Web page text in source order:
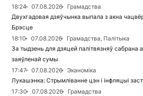
18:24
07.08.2026
Грамадства
Двухгадовая дзяўчынка выпала з акна
Брэсце
18:10
07.08.2026
Грамадства, Палітыка
За тыдзень для дзяцей палітвязняў сабрана
заяўленай сумы
17:47
07.08.2026
Эканоміка
Лукашэнка: Стрымліванне цэн і інфляцыі
17:30
07.08.2026
Грамадства